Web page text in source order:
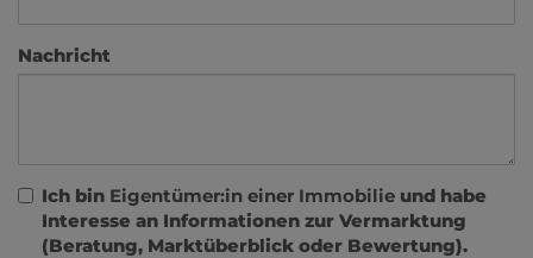
Nachricht
Ich bin Eigentümer:in einer Immobilie und habe
Interesse an Informationen zur Vermarktung
(Beratung, Marktüberblick oder Bewertung).